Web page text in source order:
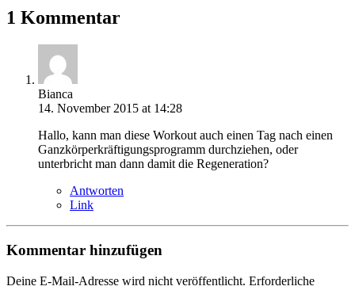
1 Kommentar
Bianca
14. November 2015 at 14:28
Hallo, kann man diese Workout auch einen Tag nach einen
Ganzkörperkräftigungsprogramm durchziehen, oder
unterbricht man dann damit die Regeneration?
Antworten
Link
Kommentar hinzufügen
Deine E-Mail-Adresse wird nicht veröffentlicht. Erforderliche